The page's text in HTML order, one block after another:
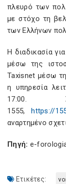
πλευρό των
με στόχο τη
των Ελλήνων
Η διαδικασία
μέσω της
Taxisnet μέσω
η υπηρεσία
17:00.
1555,https://
αναρτημένο
Πηγή: e-
Ετικέτες: